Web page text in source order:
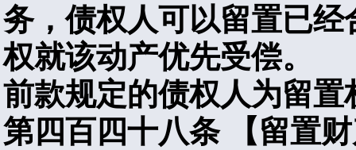
务，债权人可以留置已
权就该动产优先受偿。
前款规定的债权人为留
第四百四十八条
【留置